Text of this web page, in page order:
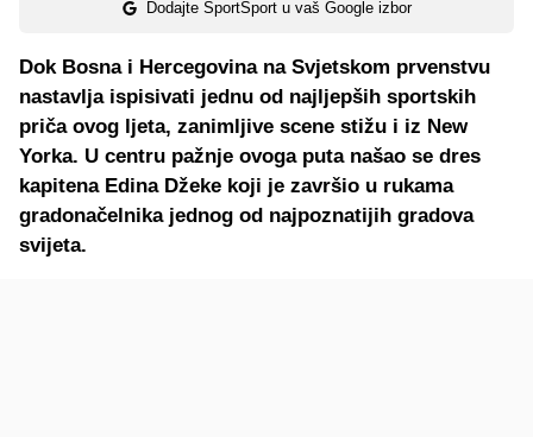
Dodajte SportSport u vaš Google izbor
Dok Bosna i Hercegovina na Svjetskom prvenstvu
nastavlja ispisivati jednu od najljepših sportskih
priča ovog ljeta, zanimljive scene stižu i iz New
Yorka. U centru pažnje ovoga puta našao se dres
kapitena Edina Džeke koji je završio u rukama
gradonačelnika jednog od najpoznatijih gradova
svijeta.